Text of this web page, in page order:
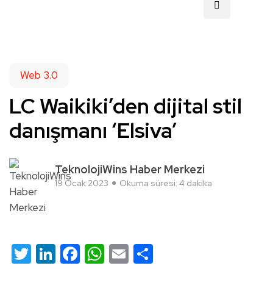
Web 3.0
LC Waikiki’den dijital stil
danışmanı ‘Elsiva’
TeknolojiWins Haber Merkezi
19 Ocak 2023 Okuma süresi: 4 dakika
Twitter
LinkedIn
Facebook
WhatsApp
Email